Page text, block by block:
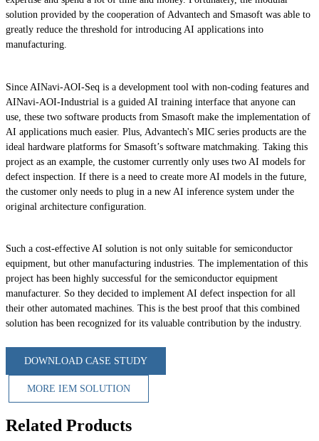
solution provided by the cooperation of Advantech and Smasoft was able to
greatly reduce the threshold for introducing AI applications into
manufacturing.
Since AINavi-AOI-Seq is a development tool with non-coding features and
AINavi-AOI-Industrial is a guided AI training interface that anyone can
use, these two software products from Smasoft make the implementation of
AI applications much easier. Plus, Advantech's MIC series products are the
ideal hardware platforms for Smasoft’s software matchmaking. Taking this
project as an example, the customer currently only uses two AI models for
defect inspection. If there is a need to create more AI models in the future,
the customer only needs to plug in a new AI inference system under the
original architecture configuration.
Such a cost-effective AI solution is not only suitable for semiconductor
equipment, but other manufacturing industries. The implementation of this
project has been highly successful for the semiconductor equipment
manufacturer. So they decided to implement AI defect inspection for all
their other automated machines. This is the best proof that this combined
solution has been recognized for its valuable contribution by the industry.
DOWNLOAD CASE STUDY
MORE IEM SOLUTION
Related Products